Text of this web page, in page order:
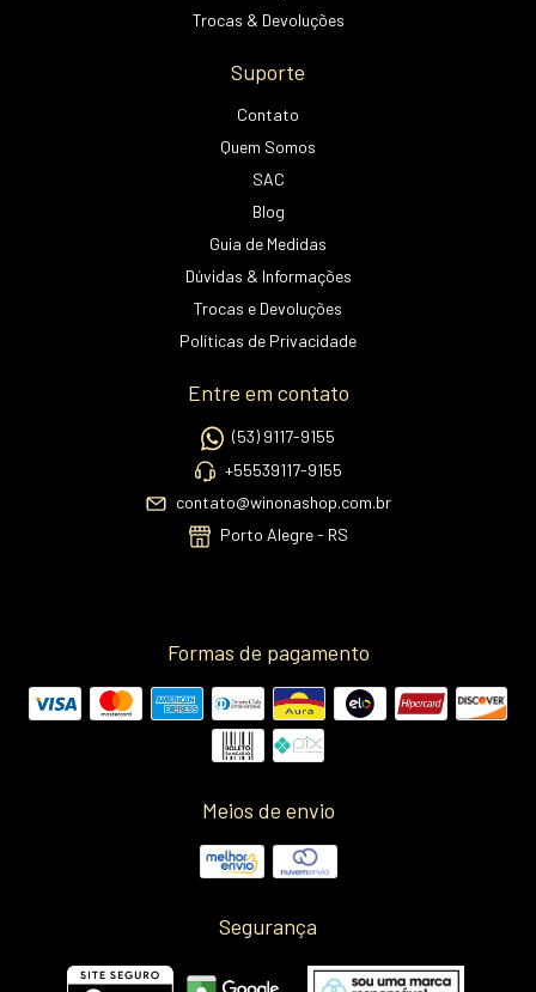
Trocas & Devoluções
Suporte
Contato
Quem Somos
SAC
Blog
Guia de Medidas
Dúvidas & Informações
Trocas e Devoluções
Políticas de Privacidade
Entre em contato
(53) 9117-9155
+55539117-9155
contato@winonashop.com.br
Porto Alegre - RS
Formas de pagamento
Meios de envio
Segurança